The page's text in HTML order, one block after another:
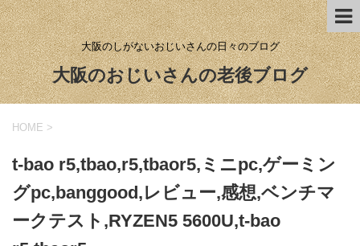
大阪のしがないおじいさんの日々のブログ
大阪のおじいさんの老後ブログ
HOME >
t-bao r5,tbao,r5,tbaor5,ミニpc,ゲーミン
グpc,banggood,レビュー,感想,ベンチマ
ークテスト,RYZEN5 5600U,t-bao